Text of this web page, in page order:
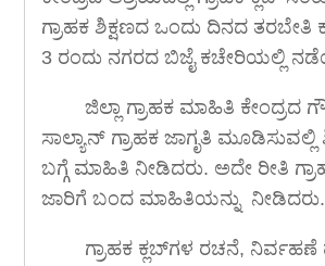
ಗ್ರಾಹಕ ಶಿಕ್ಷಣದ ಒಂದು ದಿನದ ತರಬೇತಿ
3 ರಂದು ನಗರದ ಬಿಜೈ ಕಚೇರಿಯಲ್ಲಿ
ಜಿಲ್ಲಾ ಗ್ರಾಹಕ ಮಾಹಿತಿ ಕೇಂದ್ರದ
ಸಾಲ್ಯಾನ್ ಗ್ರಾಹಕ ಜಾಗೃತಿ ಮೂಡಿಸುವಲ್ಲಿ
ಬಗ್ಗೆ ಮಾಹಿತಿ ನೀಡಿದರು. ಅದೇ ರೀತಿ
ಜಾರಿಗೆ ಬಂದ ಮಾಹಿತಿಯನ್ನು ನೀಡಿದರು.
ಗ್ರಾಹಕ ಕ್ಲಬ್‍ಗಳ ರಚನೆ,